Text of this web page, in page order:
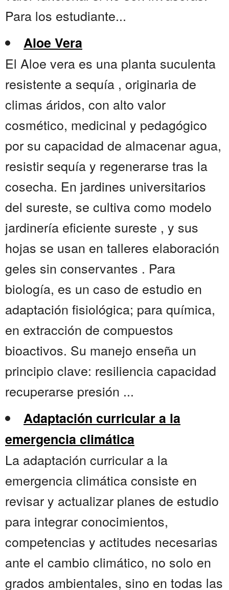
Para los estudiante...
Aloe Vera
El Aloe vera es una planta suculenta
resistente a sequía , originaria de
climas áridos, con alto valor
cosmético, medicinal y pedagógico
por su capacidad de almacenar agua,
resistir sequía y regenerarse tras la
cosecha. En jardines universitarios
del sureste, se cultiva como modelo
jardinería eficiente sureste , y sus
hojas se usan en talleres elaboración
geles sin conservantes . Para
biología, es un caso de estudio en
adaptación fisiológica; para química,
en extracción de compuestos
bioactivos. Su manejo enseña un
principio clave: resiliencia capacidad
recuperarse presión ...
Adaptación curricular a la
emergencia climática
La adaptación curricular a la
emergencia climática consiste en
revisar y actualizar planes de estudio
para integrar conocimientos,
competencias y actitudes necesarias
ante el cambio climático, no solo en
grados ambientales, sino en todas las